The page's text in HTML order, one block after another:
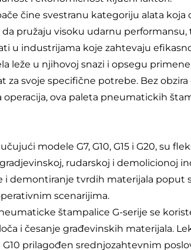
čine svestranu kategoriju alata
pružaju visoku udarnu
u industrijama koje zahtevaju
leže u njihovoj snazi i opsegu
za svoje specifične potrebe. Bez
ova paleta pneumatickih
modele G7, G10, G15 i G20, su
rudarskoj i demolicionoj
i demontiranje tvrdih materijala poput
scenarijima.
štampalice G-serije se
i česanje građevinskih materijala.
prilagođen srednjozahtevnim